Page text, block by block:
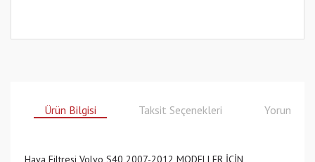
Ürün Bilgisi Taksit Seçenekleri Yorumlar
Hava Filtresi Volvo S40 2007-2012 MODELLER İÇİN